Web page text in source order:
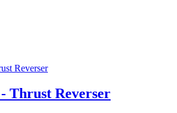
Thrust Reverser